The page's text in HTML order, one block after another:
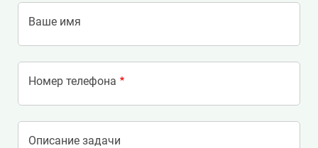
Ваше имя
Номер телефона
Описание задачи